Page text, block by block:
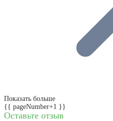
Показать больше
{{ pageNumber+1 }}
Оставьте отзыв